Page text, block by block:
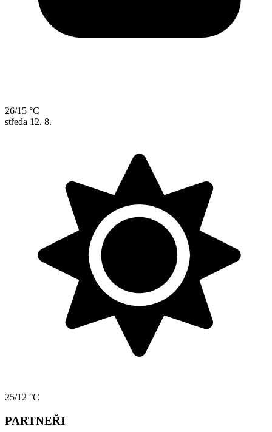
26/15 °C
středa 12. 8.
25/12 °C
PARTNEŘI